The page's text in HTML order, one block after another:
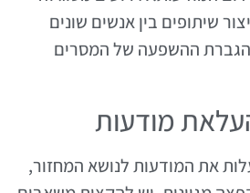
שיתופים בין אנשים שונים
ההשפעה של המסרים
מודעות
את המודעות לנושא המחזור,